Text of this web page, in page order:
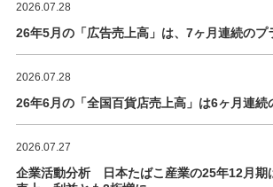
2026.07.28
26年5月の「広告売上高」は、7ヶ月連続のプ
2026.07.28
26年6月の「全国百貨店売上高」は6ヶ月連続
2026.07.27
企業活動分析 日本たばこ産業の25年12月期